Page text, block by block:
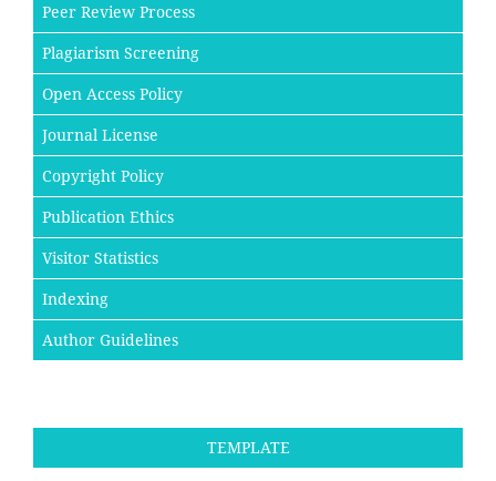
Peer Review Process
Plagiarism Screening
Open Access Policy
Journal License
Copyright Policy
Publication Ethics
Visitor Statistics
Indexing
Author Guidelines
TEMPLATE